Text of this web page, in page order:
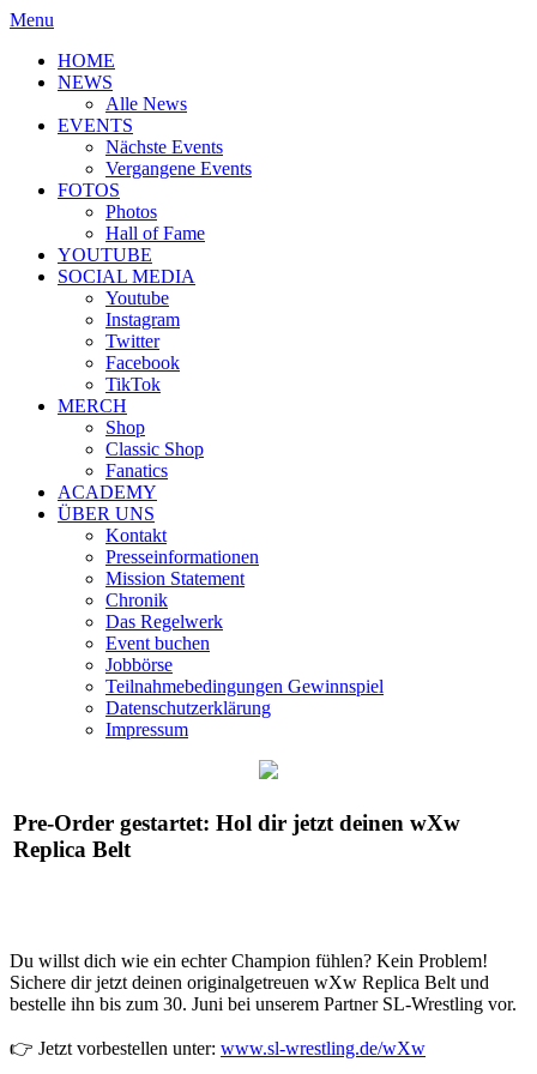
Menu
HOME
NEWS
Alle News
EVENTS
Nächste Events
Vergangene Events
FOTOS
Photos
Hall of Fame
YOUTUBE
SOCIAL MEDIA
Youtube
Instagram
Twitter
Facebook
TikTok
MERCH
Shop
Classic Shop
Fanatics
ACADEMY
ÜBER UNS
Kontakt
Presseinformationen
Mission Statement
Chronik
Das Regelwerk
Event buchen
Jobbörse
Teilnahmebedingungen Gewinnspiel
Datenschutzerklärung
Impressum
Pre-Order gestartet: Hol dir jetzt deinen wXw
Replica Belt
Du willst dich wie ein echter Champion fühlen? Kein Problem!
Sichere dir jetzt deinen originalgetreuen wXw Replica Belt und
bestelle ihn bis zum 30. Juni bei unserem Partner SL-Wrestling vor.
👉 Jetzt vorbestellen unter: www.sl-wrestling.de/wXw